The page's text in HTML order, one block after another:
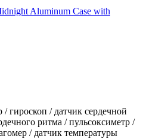
Aluminum Case with
/ гироскоп / датчик сердечной
ритма / пульсоксиметр /
/ датчик температуры